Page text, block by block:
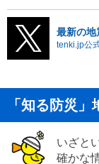
最新の地
tenki.jp公
「知る防災」
いざと
確かな